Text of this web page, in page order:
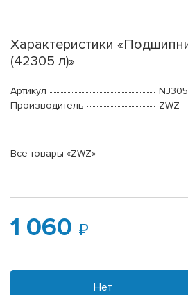
Характеристики
(42305 л)»
Артикул
Производитель
ZWZ
Все товары «ZWZ»
1 060
Нет